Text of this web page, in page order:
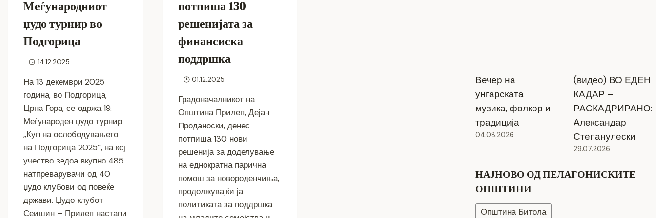
Меѓународниот
џудо турнир во
Подгорица
14.12.2025
На 13 декември 2025
година, во Подгорица,
Црна Гора, се одржа 19.
Меѓународен џудо турнир
„Куп на ослободувањето
на Подгорица 2025“, на кој
учество зедоа вкупно 485
натпреварувачи од 40
џудо клубови од повеќе
држави. Џудо клубот
Сеишин – Прилеп настапи
потпиша 130
решенијата за
финансиска
поддршка
01.12.2025
Градоначалникот на
Општина Прилеп, Дејан
Проданоски, денес
потпиша 130 нови
решенија за доделување
на еднократна парична
помош за новороденчиња,
продолжувајќи ја
политиката за поддршка
Вечер на
унгарската
музика, фолкор и
традиција
04.08.2026
(видео) ВО ЕДЕН
КАДАР –
РАСКАДРИРАНО:
Александар
Степанулески
29.07.2026
НАЈНОВО ОД ПЕЛАГОНИСКИТЕ
ОПШТИНИ
Општина Битола